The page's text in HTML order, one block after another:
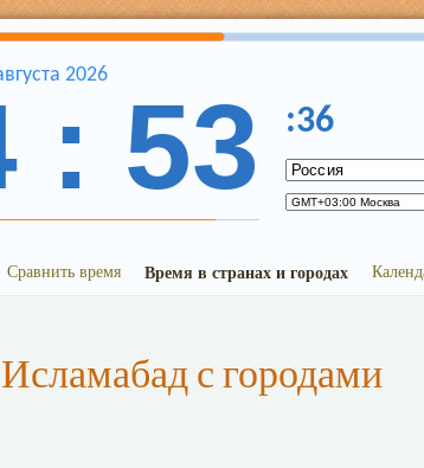
2026
: 53 :36
Сравнить время Время в странах и городах
с городами